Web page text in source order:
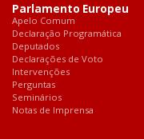
Parlamento Europeu
Apelo Comum
Declaração Programática
Deputados
Declarações de Voto
Intervenções
Perguntas
Seminários
Notas de Imprensa